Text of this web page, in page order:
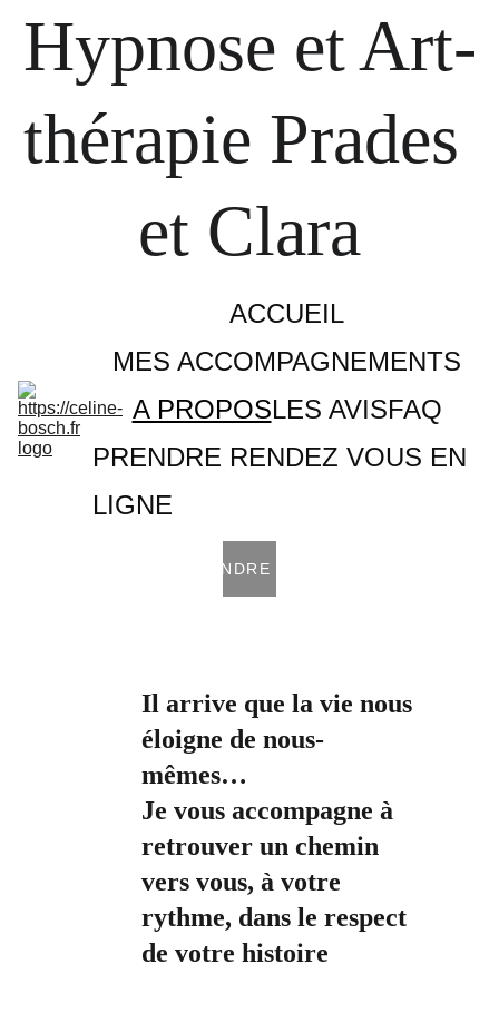
Hypnose et Art-
thérapie Prades
et Clara
ACCUEIL
MES ACCOMPAGNEMENTS
A PROPOSLES AVISFAQ
PRENDRE RENDEZ VOUS EN
LIGNE
PRENDRE RDV
Il arrive que la vie nous
éloigne de nous-
mêmes…
Je vous accompagne à
retrouver un chemin
vers vous, à votre
rythme, dans le respect
de votre histoire